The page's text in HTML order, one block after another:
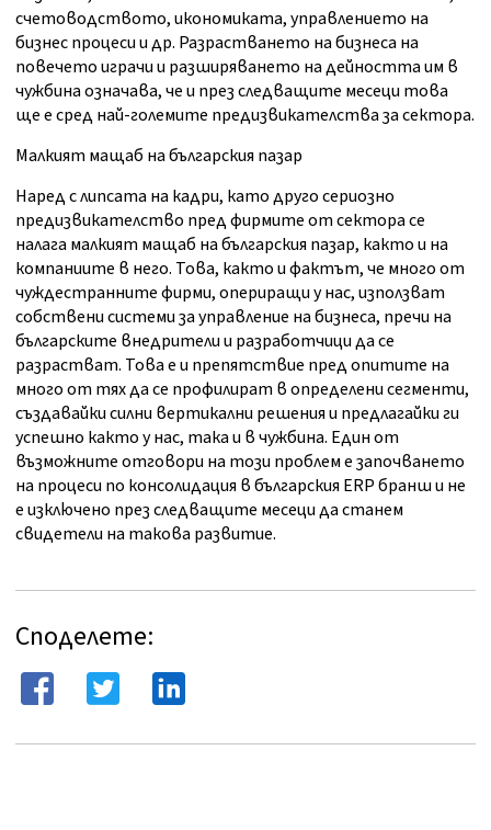
счетоводството, икономиката, управлението на
бизнес процеси и др. Разрастването на бизнеса на
повечето играчи и разширяването на дейността им в
чужбина означава, че и през следващите месеци това
ще е сред най-големите предизвикателства за сектора.
Малкият мащаб на българския пазар
Наред с липсата на кадри, като друго сериозно
предизвикателство пред фирмите от сектора се
налага малкият мащаб на българския пазар, както и на
компаниите в него. Това, както и фактът, че много от
чуждестранните фирми, опериращи у нас, използват
собствени системи за управление на бизнеса, пречи на
българските внедрители и разработчици да се
разрастват. Това е и препятствие пред опитите на
много от тях да се профилират в определени сегменти,
създавайки силни вертикални решения и предлагайки ги
успешно както у нас, така и в чужбина. Един от
възможните отговори на този проблем е започването
на процеси по консолидация в българския ERP бранш и не
е изключено през следващите месеци да станем
свидетели на такова развитие.
Споделете: